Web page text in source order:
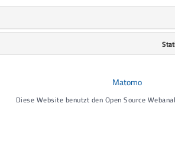
Matomo
Diese Website benutzt den Open Source